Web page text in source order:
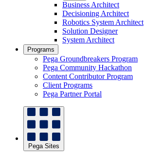
Business Architect
Decisioning Architect
Robotics System Architect
Solution Designer
System Architect
Programs
Pega Groundbreakers Program
Pega Community Hackathon
Content Contributor Program
Client Programs
Pega Partner Portal
Pega Sites